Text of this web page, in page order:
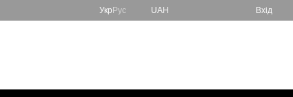
Укр Рус UAH Вхід